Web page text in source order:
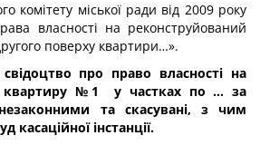
комітету міської ради від 2009 року
власності на реконструйований
поверху квартири…».
про право власності на
квартиру №1 у частках по … за
та скасувані, з чим
касаційної інстанції.